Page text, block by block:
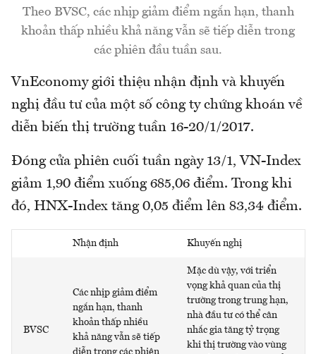
Theo BVSC, các nhịp giảm điểm ngắn hạn, thanh
khoản thấp nhiều khả năng vẫn sẽ tiếp diễn trong
các phiên đầu tuần sau.
VnEconomy giới thiệu nhận định và khuyến
nghị đầu tư của một số công ty chứng khoán về
diễn biến thị trường tuần 16-20/1/2017.
Đóng cửa phiên cuối tuần ngày 13/1, VN-Index
giảm 1,90 điểm xuống 685,06 điểm. Trong khi
đó, HNX-Index tăng 0,05 điểm lên 83,34 điểm.
Nhận định Khuyến nghị
BVSC
Các nhịp giảm điểm
ngắn hạn, thanh
khoản thấp nhiều
khả năng vẫn sẽ tiếp
diễn trong các phiên
Mặc dù vậy, với triển
vọng khả quan của thị
trường trong trung hạn,
nhà đầu tư có thể cân
nhắc gia tăng tỷ trọng
khi thị trường vào vùng